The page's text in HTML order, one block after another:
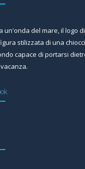
un'onda del mare, il logo
stilizzata di una
capace di portarsi